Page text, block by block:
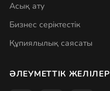
Асық ату
Бизнес серіктестік
Құпиялылық саясаты
ӘЛЕУМЕТТІК ЖЕЛІЛЕР